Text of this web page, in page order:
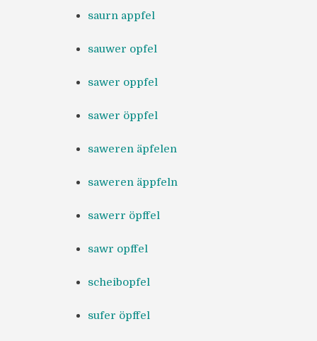
saurn appfel
sauwer opfel
sawer oppfel
sawer öppfel
saweren äpfelen
saweren äppfeln
sawerr öpffel
sawr opffel
scheibopfel
sufer öpffel